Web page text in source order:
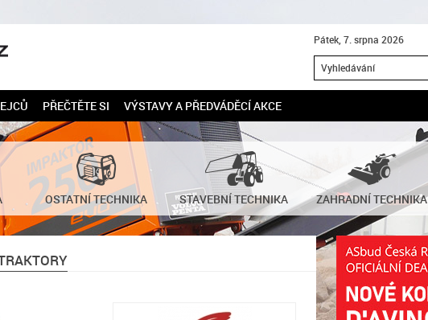
Pátek, 7. srpna 2026
PŘEČTĚTE SI VÝSTAVY A PŘEDVÁDĚCÍ AKCE
OSTATNÍ TECHNIKA STAVEBNÍ TECHNIKA ZAHRADNÍ TECHNIKA